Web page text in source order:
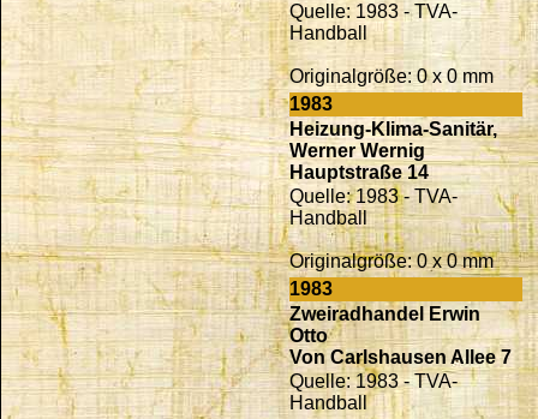
Quelle: 1983 - TVA-
Handball
Originalgröße: 0 x 0 mm
1983
Heizung-Klima-Sanitär,
Werner Wernig
Hauptstraße 14
Quelle: 1983 - TVA-
Handball
Originalgröße: 0 x 0 mm
1983
Zweiradhandel Erwin
Otto
Von Carlshausen Allee 7
Quelle: 1983 - TVA-
Handball